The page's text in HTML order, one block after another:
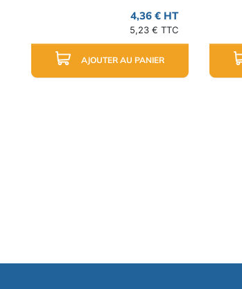
4,36 € HT
5,23 € TTC
AJOUTER AU PANIER